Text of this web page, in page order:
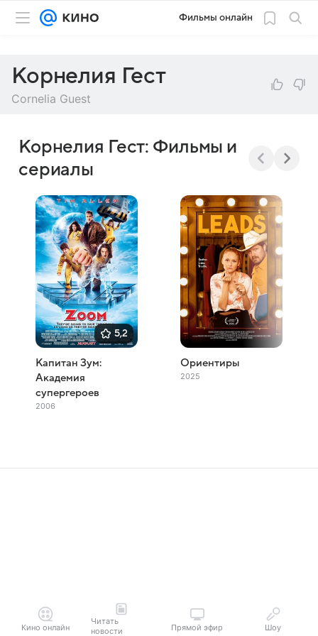
Фильмы онлайн
Корнелия Гест
Cornelia Guest
Корнелия Гест: Фильмы и
сериалы
5,2
Капитан Зум:
Академия
супергероев
2006
Ориентиры
2025
Кино онлайн
Читать
новости
Прямой эфир Шоу